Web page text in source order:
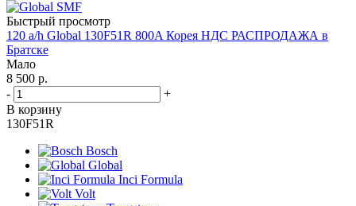
Быстрый просмотр
120 a/h Global 130F51R 800A Корея НДС РАСПРОДАЖА в
Братске
Мало
8 500 р.
-
+
В корзину
130F51R
Bosch
Global
Inci Formula
Volt